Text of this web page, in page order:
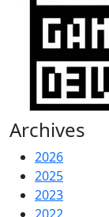
Archives
2026
2025
2023